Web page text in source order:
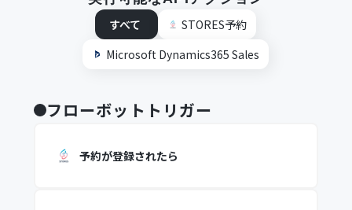
すべて
STORES予約
Microsoft Dynamics365 Sales
フローボットトリガー
予約が登録されたら